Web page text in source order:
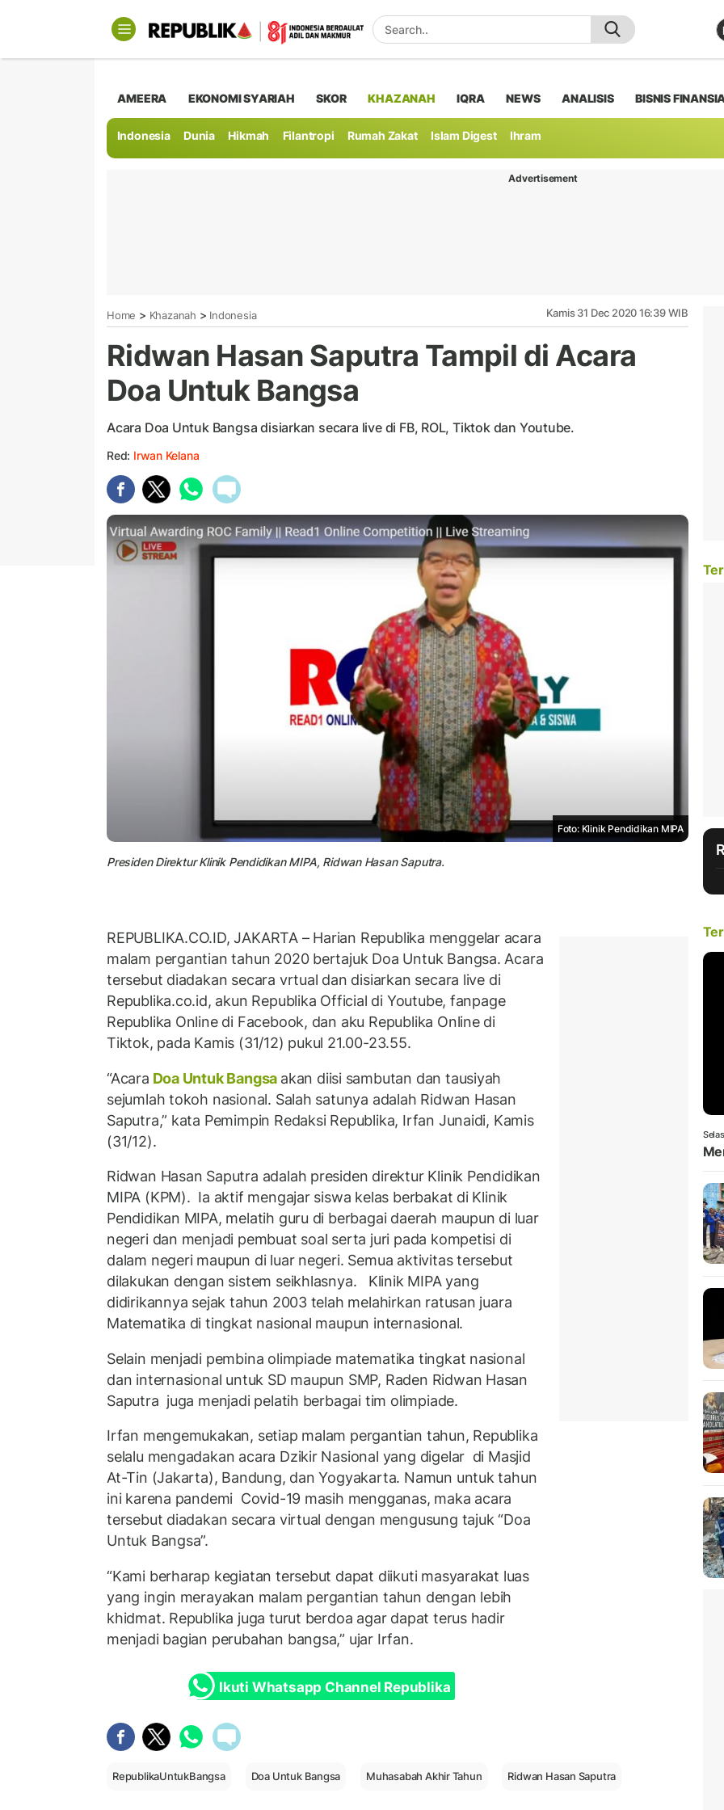
AMEERA EKONOMI SYARIAH SKOR KHAZANAH IQRA NEWS ANALISIS BISNIS
Indonesia Dunia Hikmah Filantropi Rumah Zakat Islam Digest Ihram
Advertisement
Home > Khazanah > Indonesia Kamis 31 Dec 2020 16:39 WIB
Ridwan Hasan Saputra Tampil di Acara
Doa Untuk Bangsa
Acara Doa Untuk Bangsa disiarkan secara live di FB, ROL, Tiktok dan Youtube.
Red: Irwan Kelana
Foto: Klinik Pendidikan MIPA
Presiden Direktur Klinik Pendidikan MIPA, Ridwan Hasan Saputra.
REPUBLIKA.CO.ID, JAKARTA – Harian Republika menggelar acara
malam pergantian tahun 2020 bertajuk Doa Untuk Bangsa. Acara
tersebut diadakan secara vrtual dan disiarkan secara live di
Republika.co.id, akun Republika Official di Youtube, fanpage
Republika Online di Facebook, dan aku Republika Online di
Tiktok, pada Kamis (31/12) pukul 21.00-23.55.
“Acara Doa Untuk Bangsa akan diisi sambutan dan tausiyah
sejumlah tokoh nasional. Salah satunya adalah Ridwan Hasan
Saputra,” kata Pemimpin Redaksi Republika, Irfan Junaidi, Kamis
(31/12).
Ridwan Hasan Saputra adalah presiden direktur Klinik Pendidikan
MIPA (KPM). Ia aktif mengajar siswa kelas berbakat di Klinik
Pendidikan MIPA, melatih guru di berbagai daerah maupun di luar
negeri dan menjadi pembuat soal serta juri pada kompetisi di
dalam negeri maupun di luar negeri. Semua aktivitas tersebut
dilakukan dengan sistem seikhlasnya. Klinik MIPA yang
didirikannya sejak tahun 2003 telah melahirkan ratusan juara
Matematika di tingkat nasional maupun internasional.
Selain menjadi pembina olimpiade matematika tingkat nasional
dan internasional untuk SD maupun SMP, Raden Ridwan Hasan
Saputra juga menjadi pelatih berbagai tim olimpiade.
Irfan mengemukakan, setiap malam pergantian tahun, Republika
selalu mengadakan acara Dzikir Nasional yang digelar di Masjid
At-Tin (Jakarta), Bandung, dan Yogyakarta. Namun untuk tahun
ini karena pandemi Covid-19 masih mengganas, maka acara
tersebut diadakan secara virtual dengan mengusung tajuk “Doa
Untuk Bangsa”.
“Kami berharap kegiatan tersebut dapat diikuti masyarakat luas
yang ingin merayakan malam pergantian tahun dengan lebih
khidmat. Republika juga turut berdoa agar dapat terus hadir
menjadi bagian perubahan bangsa,” ujar Irfan.
Ikuti Whatsapp Channel Republika
RepublikaUntukBangsa Doa Untuk Bangsa Muhasabah Akhir Tahun Ridwan Hasan Saputra